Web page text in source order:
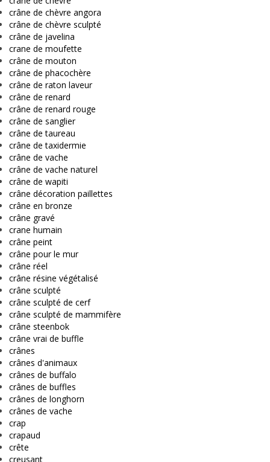
crâne de chèvre angora
crâne de chèvre sculpté
crâne de javelina
crane de moufette
crâne de mouton
crâne de phacochère
crâne de raton laveur
crâne de renard
crâne de renard rouge
crâne de sanglier
crâne de taureau
crâne de taxidermie
crâne de vache
crâne de vache naturel
crâne de wapiti
crâne décoration paillettes
crâne en bronze
crâne gravé
crane humain
crâne peint
crâne pour le mur
crâne réel
crâne résine végétalisé
crâne sculpté
crâne sculpté de cerf
crâne sculpté de mammifère
crâne steenbok
crâne vrai de buffle
crânes
crânes d'animaux
crânes de buffalo
crânes de buffles
crânes de longhorn
crânes de vache
crap
crapaud
crête
creusant